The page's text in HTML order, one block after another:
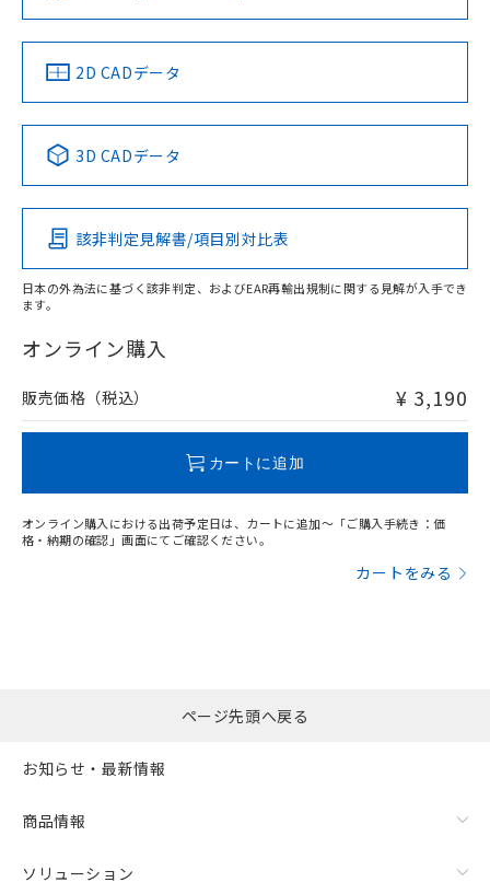
ソフトウェアの使用条件
中国 RoHS 注意事項・凡例
Pb Hg Cd Cr(VI)
O
在庫等で未対応品が混在する可能性があります。
問い合わせください。
LR型式承認
（イギリス
船舶規格）
DNV型式承認
（ノルウェー
BV型式承認
（フランス
KR型式
（韓国
No No No No
この製品の規格認証/適合状況ページへ
その他の認証はこちらのページからご検索ください
2D CADデータ
3D CADデータ
該非判定見解書/項目別対比表
日本の外為法に基づく該非判定、およびEAR再輸出規制に関する見解が入手でき
ます。
オンライン購入
販売価格（税込） ¥ 3,190
カートに追加
オンライン購入における出荷予定日は、カートに追加～「ご購入手続き：価
格・納期の確認」画面にてご確認ください。
カートをみる
ページ先頭へ戻る
お知らせ・最新情報
商品情報
ソリューション